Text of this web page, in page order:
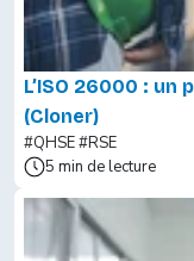
L’ISO 26000 : un
(Cloner)
#QHSE#RSE
5 min de lecture